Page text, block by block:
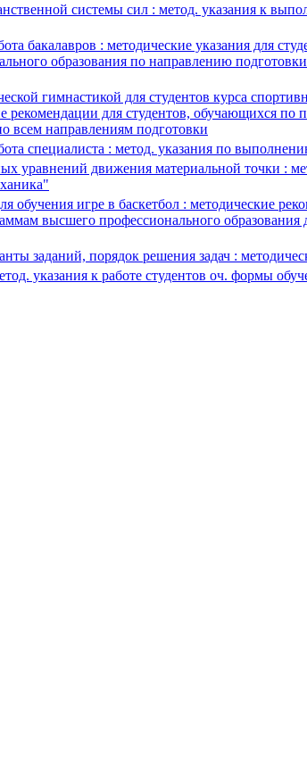
системы сил : метод. указания к
бакалавров : методические указания для
образования по направлению
гимнастикой для студентов курса
рекомендации для студентов, обучающихся по
всем направлениям подготовки
специалиста : метод. указания по
уравнений движения материальной точки :
игре в баскетбол : методические
высшего профессионального образования
заданий, порядок решения задач :
указания к работе студентов оч. формы